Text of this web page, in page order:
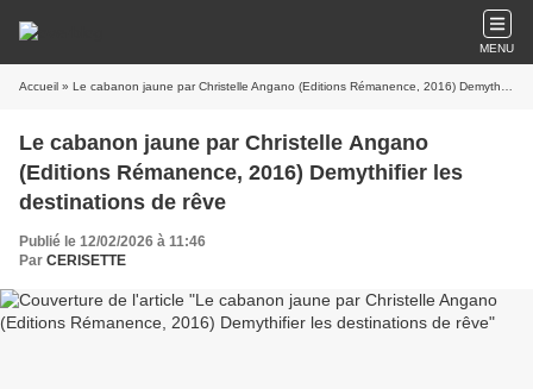
MENU
Accueil » Le cabanon jaune par Christelle Angano (Editions Rémanence, 2016) Demythifier les destinations de rêve
Le cabanon jaune par Christelle Angano
(Editions Rémanence, 2016) Demythifier les
destinations de rêve
Publié le 12/02/2026 à 11:46
Par CERISETTE